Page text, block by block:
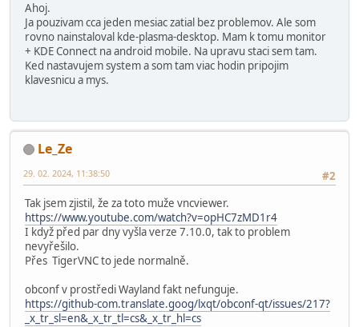
Ahoj.
Ja pouzivam cca jeden mesiac zatial bez problemov. Ale som
rovno nainstaloval kde-plasma-desktop. Mam k tomu monitor
+ KDE Connect na android mobile. Na upravu staci sem tam.
Ked nastavujem system a som tam viac hodin pripojim
klavesnicu a mys.
Le_Ze
#2
29. 02. 2024, 11:38:50
Tak jsem zjistil, že za toto muže vncviewer.
https://www.youtube.com/watch?v=opHC7zMD1r4
I když před par dny vyšla verze 7.10.0, tak to problem
nevyřešilo.
Přes TigerVNC to jede normalně.
obconf v prostředi Wayland fakt nefunguje.
https://github-com.translate.goog/lxqt/obconf-qt/issues/217?
_x_tr_sl=en&_x_tr_tl=cs&_x_tr_hl=cs